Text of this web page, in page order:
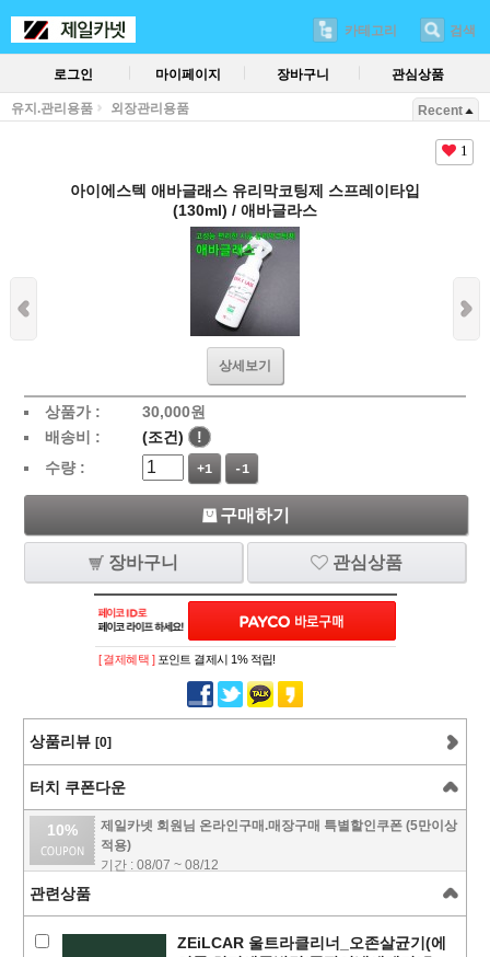
카테고리 검색
로그인 마이페이지 장바구니 관심상품
유지.관리용품 외장관리용품 Recent
1
아이에스텍 애바글래스 유리막코팅제 스프레이타입
(130ml) / 애바글라스
상세보기
상품가 : 30,000원
배송비 :
(조건)
!
수량 :
+1 -1
구매하기
장바구니 관심상품
[ 결제혜택 ] 포인트 결제시 1% 적립!
상품리뷰 [0]
터치 쿠폰다운
10%
제일카넷 회원님 온라인구매.매장구매 특별할인쿠폰 (5만이상
적용)
기간 : 08/07 ~ 08/12
관련상품
ZEiLCAR 울트라클리너_오존살균기(에